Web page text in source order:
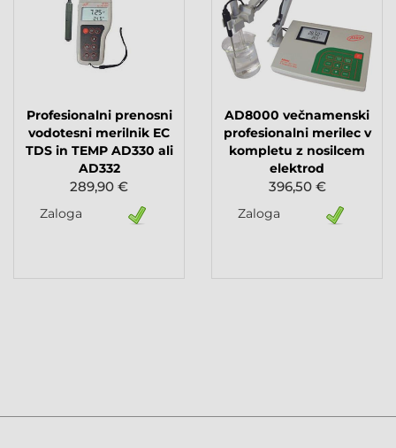
Profesionalni prenosni
vodotesni merilnik EC
TDS in TEMP AD330 ali
AD332
289,90 €
Zaloga
AD8000 večnamenski
profesionalni merilec v
kompletu z nosilcem
elektrod
396,50 €
Zaloga